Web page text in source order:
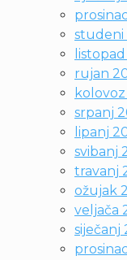
studeni
rujan
srpanj
lipanj
svibanj
travanj
ožujak
veljača
siječanj